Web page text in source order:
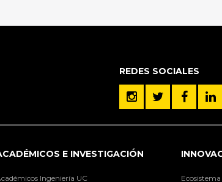
REDES SOCIALES
E INVESTIGACIÓN
Ingeniería UC